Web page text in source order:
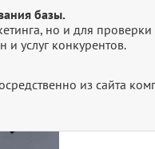
базы.
но и для
и услуг конкурентов.
из сайта